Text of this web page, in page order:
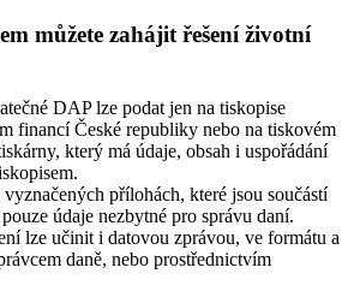
můžete zahájit řešení životní
DAP lze podat jen na tiskopise
financí České republiky nebo na tiskovém
který má údaje, obsah i uspořádání
přílohách, které jsou součástí
údaje nezbytné pro správu daní.
lze učinit i datovou zprávou, ve formátu a
daně, nebo prostřednictvím